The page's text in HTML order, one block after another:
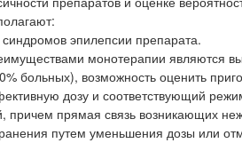
эпилепсии препарата.
монотерапии являются
больных), возможность оценить
дозу и соответствующий
прямая связь возникающих
путем уменьшения дозы или